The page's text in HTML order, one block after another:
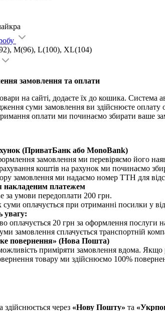
M(96), L(100), XL(104)
замовлення та оплати
на сайті, додаєте їх до кошика. Система
суми замовлення ви здійснюєте
оплати ми починаємо збирати ваше
(ПриватБанк або MonoBank)
замовлення ми перевіряємо його
коштів на рахунок ми починаємо
замовлення ми надаємо номер ТТН для
накладеним платежем
за умови передоплати 200 грн.
оплачується при отриманні посилки у
увагу:
оплачується 20 грн за оформлення послуги
замовлення сплачується транспортній
повернення» (Нова Пошта)
приміряти замовлення вдома. Якщо
товару ми здійснюємо 100%
здійснюється через «Нову Пошту» та